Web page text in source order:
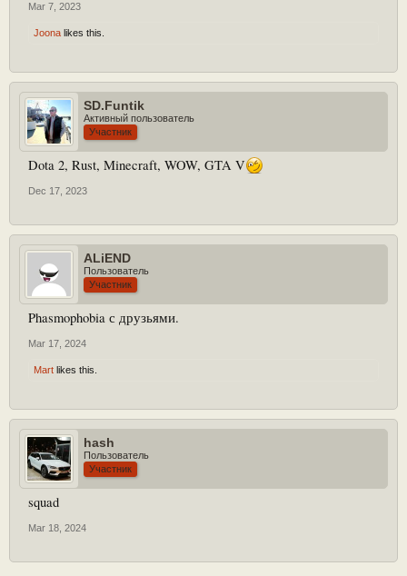
Mar 7, 2023
Joona likes this.
SD.Funtik
Активный пользователь
Участник
Dota 2, Rust, Minecraft, WOW, GTA V
Dec 17, 2023
ALiEND
Пользователь
Участник
Phasmophobia с друзьями.
Mar 17, 2024
Mart likes this.
hash
Пользователь
Участник
squad
Mar 18, 2024